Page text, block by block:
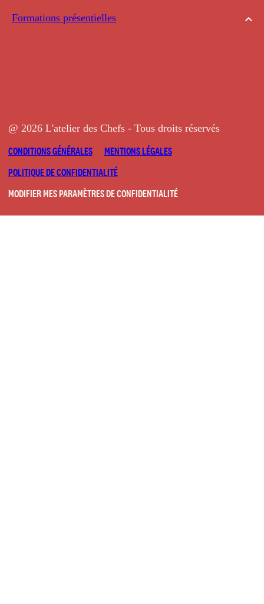
Formations présentielles
@ 2026 L'atelier des Chefs - Tous droits réservés
CONDITIONS GÉNÉRALES
MENTIONS LÉGALES
POLITIQUE DE CONFIDENTIALITÉ
MODIFIER MES PARAMÈTRES DE CONFIDENTIALITÉ